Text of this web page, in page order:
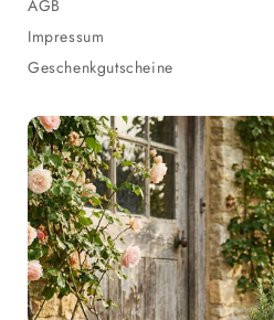
AGB
Impressum
Geschenkgutscheine